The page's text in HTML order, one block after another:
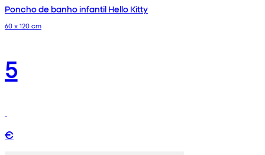
Poncho de banho infantil Hello Kitty
60 x 120 cm
5
€